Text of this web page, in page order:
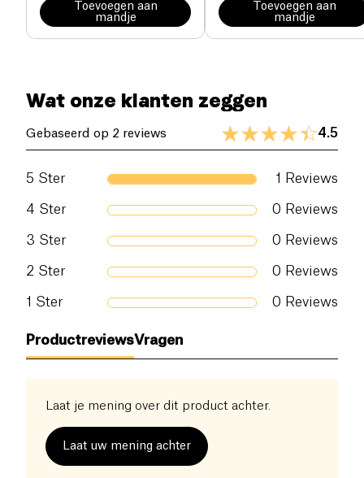
Toevoegen aan
mandje
Toevoegen aan
mandje
Wat onze klanten zeggen
Gebaseerd op 2 reviews 4.5
5 Ster 1 Reviews
4 Ster 0 Reviews
3 Ster 0 Reviews
2 Ster 0 Reviews
1 Ster 0 Reviews
ProductreviewsVragen
Laat je mening over dit product achter.
Laat uw mening achter